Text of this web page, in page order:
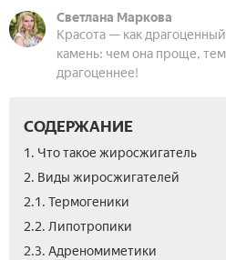
Светлана Маркова
Красота — как драгоценный
камень: чем она проще, тем
драгоценнее!
СОДЕРЖАНИЕ
1. Что такое жиросжигатель
2. Виды жиросжигателей
2.1. Термогеники
2.2. Липотропики
2.3. Адреномиметики